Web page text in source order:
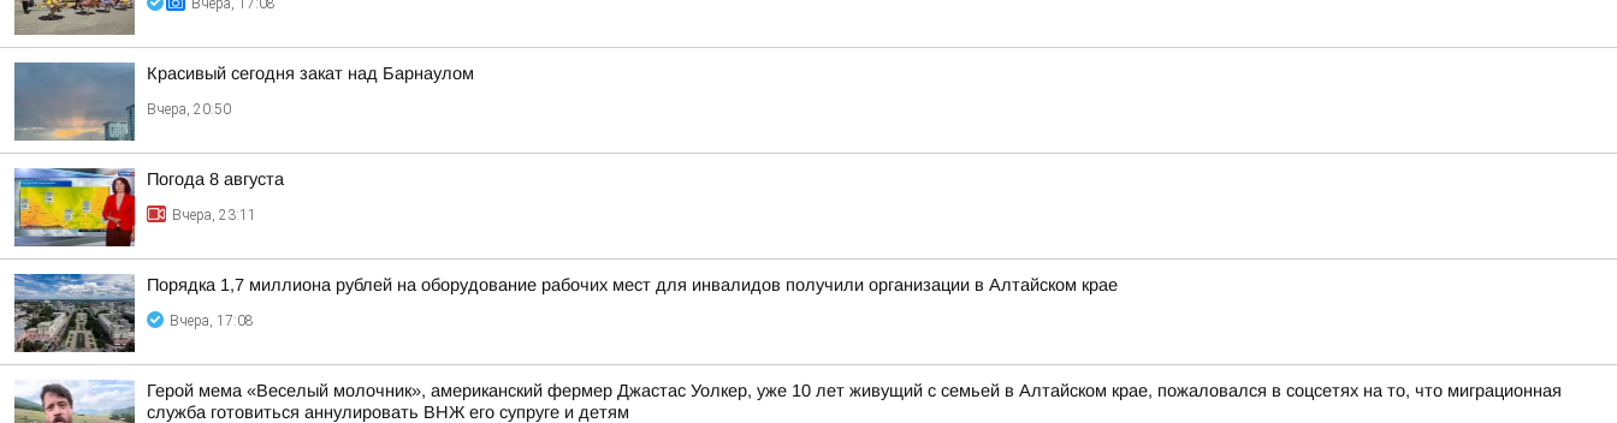
Вчера, 17:08
Красивый сегодня закат над Барнаулом
Вчера, 20:50
Погода 8 августа
Вчера, 23:11
Порядка 1,7 миллиона рублей на оборудование рабочих мест для инвалидов получили организации в Алтайском крае
Вчера, 17:08
Герой мема «Веселый молочник», американский фермер Джастас Уолкер, уже 10 лет живущий с семьей в Алтайском крае, пожаловался в соцсетях на то, что миграционная
служба готовиться аннулировать ВНЖ его супруге и детям